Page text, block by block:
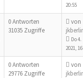
20:55
0 Antworten
31035 Zugriffe
von
Do 4.
2021,
0 Antworten
29776 Zugriffe
von